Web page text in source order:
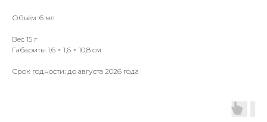
Объём: 6 мл
Вес 15 г
Габариты 1,6 × 1,6 × 10,8 см
Срок годности: до августа 2026 года